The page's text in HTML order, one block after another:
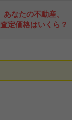
あなたの不動産、
査定価格はいくら？